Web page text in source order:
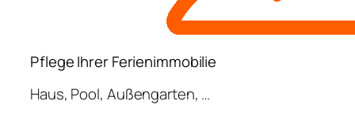
Pflege Ihrer Ferienimmobilie
Haus, Pool, Außengarten, …